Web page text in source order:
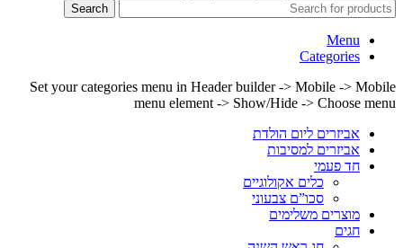
Search
Menu
Categories
Set your categories menu in Header builder -> Mobile -> Mobile
menu element -> Show/Hide -> Choose menu
אביזרים ליום הולדת
אביזרים למסיבות
חד פעמי
כלים אקולוגיים
סכו”ם צבעוני
מוצרים משלימים
חגים